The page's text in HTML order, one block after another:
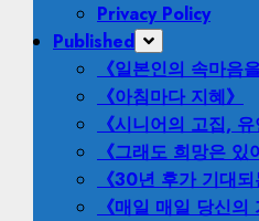
Privacy Policy
Published
《일본인의 속마음
《아침마다 지혜》
《시니어의 고집,
《그래도 희망은 있
《30년 후가 기대되
《매일 매일 당신의